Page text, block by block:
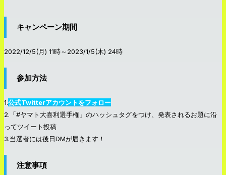
キャンペーン期間
2022/12/5(月) 11時～2023/1/5(木) 24時
参加方法
1.公式Twitterアカウントをフォロー
2.「#ヤマト大喜利選手権」のハッシュタグをつけ、発表されるお題に沿
ってツイート投稿
3.当選者には後日DMが届きます！
注意事項